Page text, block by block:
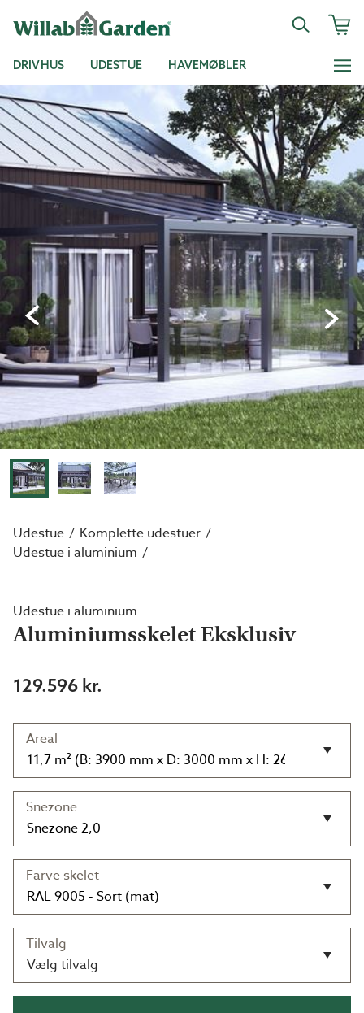
DRIVHUS UDESTUE HAVEMØBLER
Udestue
Komplette udestuer
Udestue i aluminium
Udestue i aluminium
Aluminiumsskelet Eksklusiv
129.596 kr.
Areal
Snezone
Farve skelet
Tilvalg
Vælg tilvalg